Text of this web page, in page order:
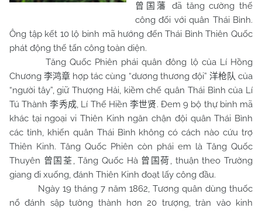
曾国藩
đã tăng cường thế
công đối với quân Thái Bình.
Ông tập kết 10 lộ binh mã hướng đến Thái Bình Thiên Quốc
phát động thế tấn công toàn diện.
Tăng Quốc Phiên phái quân đông lộ của Lí Hồng
Chương李鸿章 hợp tác cùng “dương thương đội” 洋枪队 của
“người tây”, giữ Thượng Hải, kiềm chế quân Thái Bình của Lí
Tú Thành李秀成, Lí Thế Hiền李世贤. Đem 9 bộ thự binh mã
khác tại ngoại vi Thiên Kinh ngăn chận đội quân Thái Bình
các tỉnh, khiến quân Thái Bình không có cách nào cứu trợ
Thiên Kinh. Tăng Quốc Phiên còn phái em là Tăng Quốc
Thuyên 曾国荃 , Tăng Quốc Hà 曾国荷, thuận theo Trường
giang đi xuống, đánh Thiên Kinh đoạt lấy công đầu.
Ngày 19 tháng 7 năm 1862, Tương quân dùng thuốc
nổ đánh sập tường thành hơn 20 trượng, tràn vào kinh